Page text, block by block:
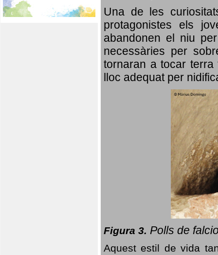
Una de les
protagonistes els
abandonen el niu
necessàries per
tornaran a tocar
lloc adequat per
Figura 3. Polls de
Aquest estil de vida